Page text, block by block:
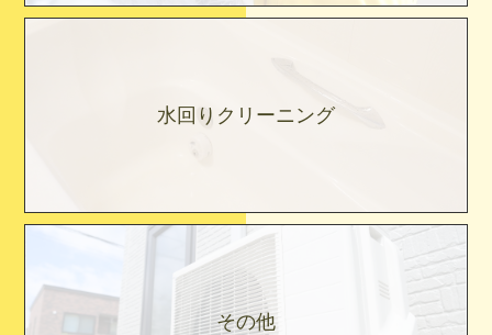
水回りクリーニング
その他